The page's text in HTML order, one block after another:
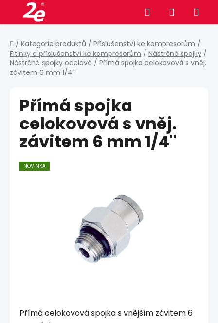
obsah
Hledat NÁKUPNÍ
KOŠÍK
Domů
/ Kategorie produktů / Příslušenství ke kompresorům /
Fitinky a příslušenství ke kompresorům / Nástrčné spojky /
Nástrčné spojky ocelové / Přímá spojka celokovová s vněj.
závitem 6 mm 1/4"
Přímá celokovová spojka s vnějším závitem 6
Přímá spojka
celokovová s vněj.
závitem 6 mm 1/4"
NOVINKA